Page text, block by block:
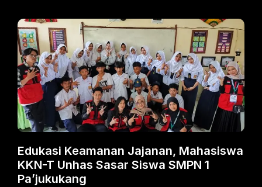
Edukasi Keamanan Jajanan, Mahasiswa
KKN-T Unhas Sasar Siswa SMPN 1
Pa’jukukang